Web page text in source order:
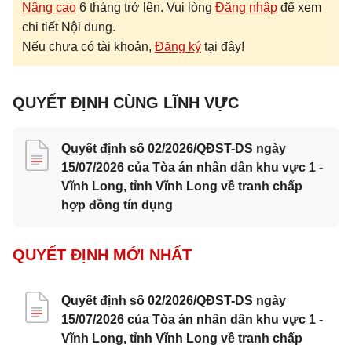
Nâng cao 6 tháng trở lên. Vui lòng Đăng nhập để xem
chi tiết Nội dung.
Nếu chưa có tài khoản, Đăng ký tại đây!
QUYẾT ĐỊNH CÙNG LĨNH VỰC
Quyết định số 02/2026/QĐST-DS ngày
15/07/2026 của Tòa án nhân dân khu vực 1 -
Vĩnh Long, tỉnh Vĩnh Long về tranh chấp
hợp đồng tín dụng
QUYẾT ĐỊNH MỚI NHẤT
Quyết định số 02/2026/QĐST-DS ngày
15/07/2026 của Tòa án nhân dân khu vực 1 -
Vĩnh Long, tỉnh Vĩnh Long về tranh chấp